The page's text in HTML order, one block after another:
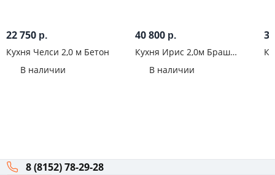
22 750 р.
Кухня Челси 2,0 м Бетон
В наличии
40 800 р.
Кухня Ирис 2,0м Браш
В наличии
8 (8152) 78-29-28